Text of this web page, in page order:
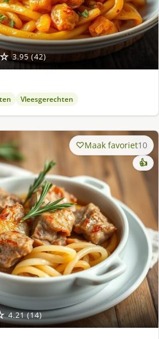
3.95 (42)
Vleesgerechten
4.21 (14)
Maak favoriet10
👍